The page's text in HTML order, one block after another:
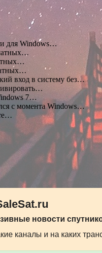
для Windows…
вход в систему без…
7…
с момента Windows…
новости
каналы и на каких